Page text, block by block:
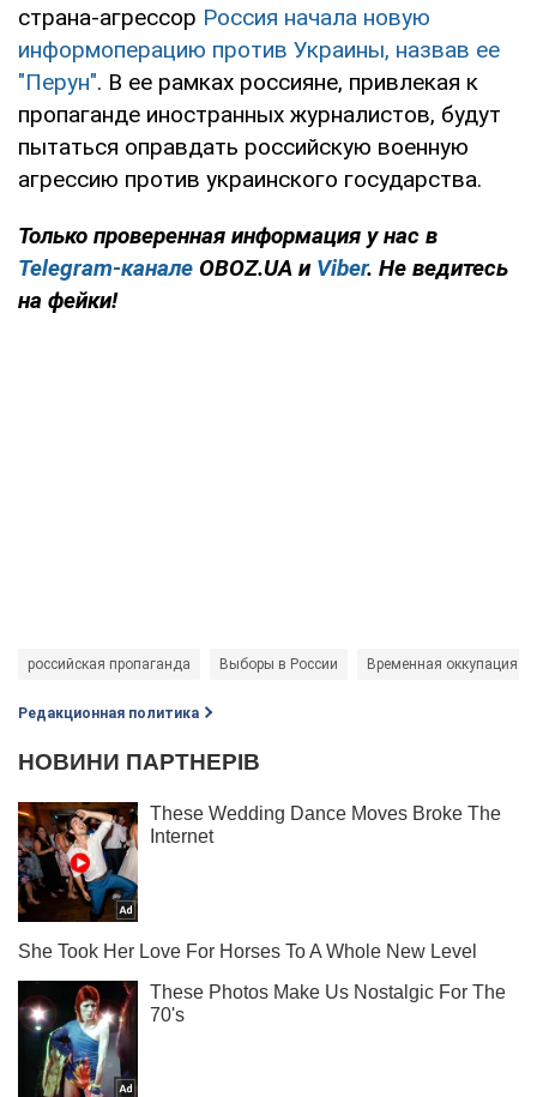
страна-агрессор Россия начала новую
информоперацию против Украины, назвав ее
"Перун". В ее рамках россияне, привлекая к
пропаганде иностранных журналистов, будут
пытаться оправдать российскую военную
агрессию против украинского государства.
Только проверенная информация у нас в
Telegram-канале OBOZ.UA и Viber. Не ведитесь
на фейки!
российская пропаганда Выборы в России Временная оккупация
Редакционная политика